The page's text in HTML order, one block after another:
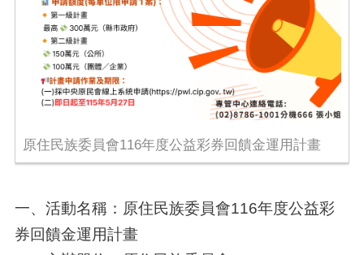
原住民族委員會116年度公益彩券回饋金運用計畫
一、活動名稱：原住民族委員會116年度公益彩
券回饋金運用計畫